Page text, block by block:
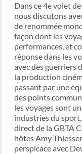
Dans ce 4e volet
nous discutons
de renommée
façon dont les
performances, et
réponse dans les
avec des guerriers
la production
passant par une
des points
les voyages sont
industries du
direct de la GBTA
hôtes Amy
perspicace avec